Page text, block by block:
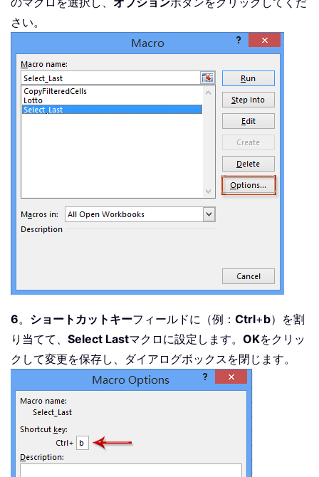
さい。
6。 ショートカットキーフィールドに（例： Ctrl+b）を割
り当てて、 Select Lastマクロに設定します。 OKをクリッ
クして変更を保存し、ダイアログボックスを閉じます。